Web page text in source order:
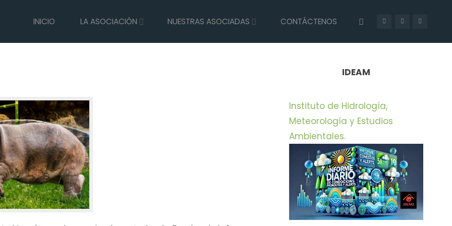
INICIO LA ASOCIACIÓN NUESTRAS ASOCIADAS CONTÁCTENOS
a zoológico de
IDEAM
Instituto de Hidrología,
Meteorología y Estudios
Ambientales.